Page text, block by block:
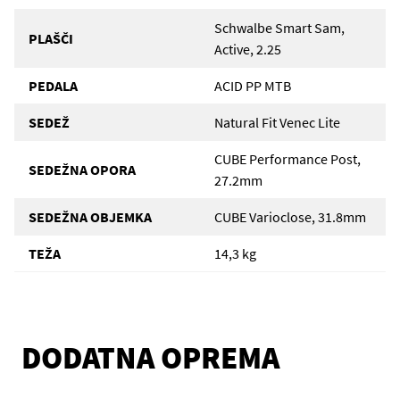
PLAŠČI
Schwalbe Smart Sam,
Active, 2.25
PEDALA ACID PP MTB
SEDEŽ Natural Fit Venec Lite
SEDEŽNA OPORA
CUBE Performance Post,
27.2mm
SEDEŽNA OBJEMKA CUBE Varioclose, 31.8mm
TEŽA 14,3 kg
DODATNA OPREMA